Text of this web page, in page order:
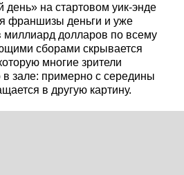
на стартовом уик-энде
франшизы деньги и уже
миллиард долларов по всему
сборами скрывается
многие зрители
в зале: примерно с середины
в другую картину.